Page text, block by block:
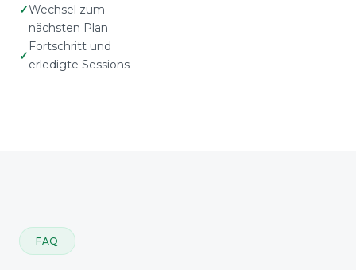
Wechsel zum
nächsten Plan
Fortschritt und
erledigte Sessions
FAQ